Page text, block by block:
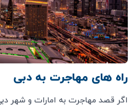
راه های مهاجرت به دبی
اگر قصد مهاجرت به امارات و شهر